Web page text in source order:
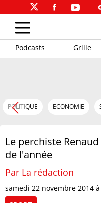
Podcasts Grille
POLITIQUE ECONOMIE
Le perchiste
de l'année
Par La rédaction
samedi 22 novembre 2014